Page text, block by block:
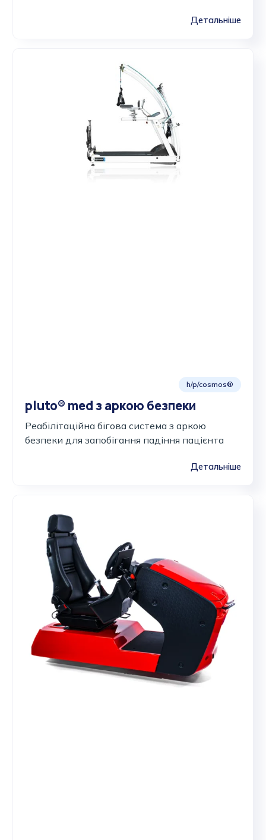
Детальніше
h/p/cosmos®
pluto® med з аркою безпеки
Реабілітаційна бігова система з аркою
безпеки для запобігання падіння пацієнта
Детальніше